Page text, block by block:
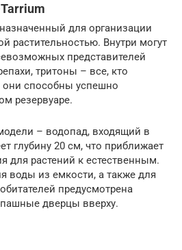
для организации
растительностью. Внутри могут
представителей
тритоны – все, кто
они способны успешно
резервуаре.
– водопад, входящий в
глубину 20 см, что приближает
для растений к естественным.
воды из емкости, а также для
предусмотрена
дверцы вверху.